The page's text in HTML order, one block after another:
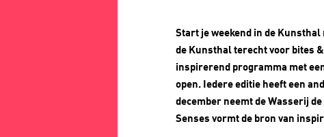
Start je weekend in de Kunsthal
de Kunsthal terecht voor bites
inspirerend programma met
open. Iedere editie heeft een
december neemt de Wasserij
Senses vormt de bron van